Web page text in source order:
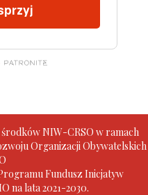
NIW-CRSO w ramach
Organizacji Obywatelskich
Fundusz Inicjatyw
na lata 2021-2030.